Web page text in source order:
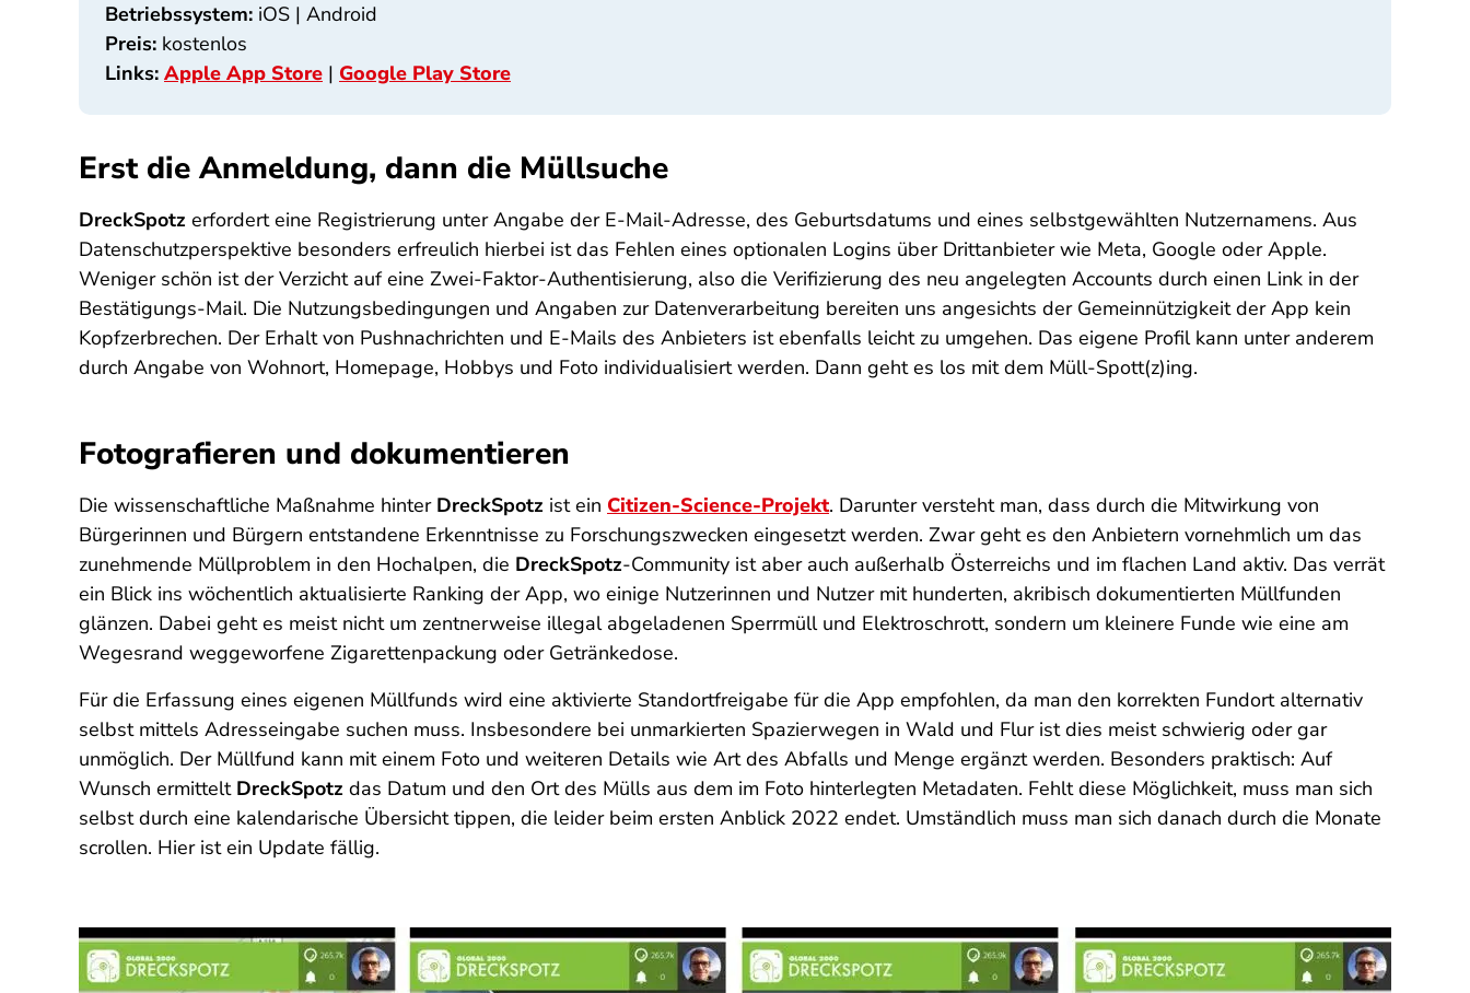
Betriebssystem: iOS | Android
Preis: kostenlos
Links: Apple App Store | Google Play Store
Erst die Anmeldung, dann die Müllsuche
DreckSpotz erfordert eine Registrierung unter Angabe der E-Mail-Adresse, des Geburtsdatums und eines selbstgewählten Nutzernamens. Aus
Datenschutzperspektive besonders erfreulich hierbei ist das Fehlen eines optionalen Logins über Drittanbieter wie Meta, Google oder Apple.
Weniger schön ist der Verzicht auf eine Zwei-Faktor-Authentisierung, also die Verifizierung des neu angelegten Accounts durch einen Link in der
Bestätigungs-Mail. Die Nutzungsbedingungen und Angaben zur Datenverarbeitung bereiten uns angesichts der Gemeinnützigkeit der App kein
Kopfzerbrechen. Der Erhalt von Pushnachrichten und E-Mails des Anbieters ist ebenfalls leicht zu umgehen. Das eigene Profil kann unter anderem
durch Angabe von Wohnort, Homepage, Hobbys und Foto individualisiert werden. Dann geht es los mit dem Müll-Spott(z)ing.
Fotografieren und dokumentieren
Die wissenschaftliche Maßnahme hinter DreckSpotz ist ein Citizen-Science-Projekt. Darunter versteht man, dass durch die Mitwirkung von
Bürgerinnen und Bürgern entstandene Erkenntnisse zu Forschungszwecken eingesetzt werden. Zwar geht es den Anbietern vornehmlich um das
zunehmende Müllproblem in den Hochalpen, die DreckSpotz-Community ist aber auch außerhalb Österreichs und im flachen Land aktiv. Das verrät
ein Blick ins wöchentlich aktualisierte Ranking der App, wo einige Nutzerinnen und Nutzer mit hunderten, akribisch dokumentierten Müllfunden
glänzen. Dabei geht es meist nicht um zentnerweise illegal abgeladenen Sperrmüll und Elektroschrott, sondern um kleinere Funde wie eine am
Wegesrand weggeworfene Zigarettenpackung oder Getränkedose.
Für die Erfassung eines eigenen Müllfunds wird eine aktivierte Standortfreigabe für die App empfohlen, da man den korrekten Fundort alternativ
selbst mittels Adresseingabe suchen muss. Insbesondere bei unmarkierten Spazierwegen in Wald und Flur ist dies meist schwierig oder gar
unmöglich. Der Müllfund kann mit einem Foto und weiteren Details wie Art des Abfalls und Menge ergänzt werden. Besonders praktisch: Auf
Wunsch ermittelt DreckSpotz das Datum und den Ort des Mülls aus dem im Foto hinterlegten Metadaten. Fehlt diese Möglichkeit, muss man sich
selbst durch eine kalendarische Übersicht tippen, die leider beim ersten Anblick 2022 endet. Umständlich muss man sich danach durch die Monate
scrollen. Hier ist ein Update fällig.